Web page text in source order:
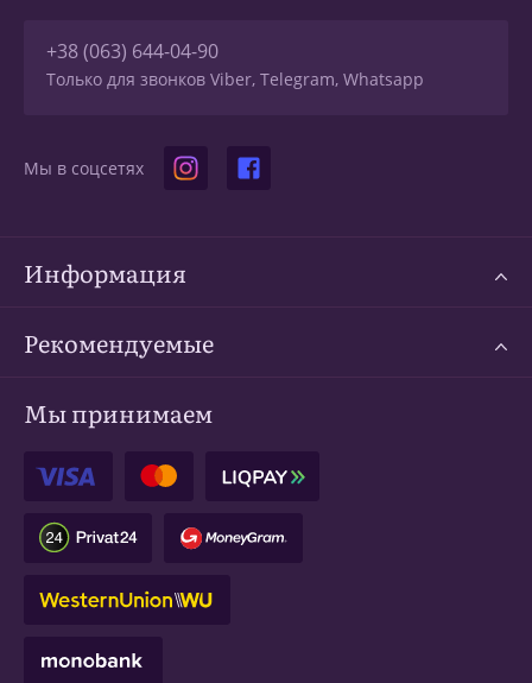
+38 (063) 644-04-90
Только для звонков Viber, Telegram, Whatsapp
Мы в соцсетях
Информация
Рекомендуемые
Мы принимаем